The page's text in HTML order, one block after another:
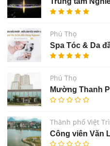
Phú Thọ
Phú Thọ
Thành phố Việt Trì